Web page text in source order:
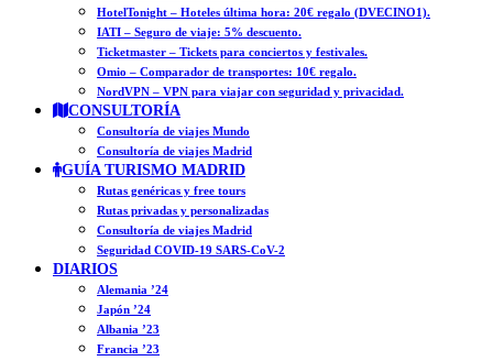
HotelTonight – Hoteles última hora: 20€ regalo (DVECINO1).
IATI – Seguro de viaje: 5% descuento.
Ticketmaster – Tickets para conciertos y festivales.
Omio – Comparador de transportes: 10€ regalo.
NordVPN – VPN para viajar con seguridad y privacidad.
CONSULTORÍA
Consultoría de viajes Mundo
Consultoría de viajes Madrid
GUÍA TURISMO MADRID
Rutas genéricas y free tours
Rutas privadas y personalizadas
Consultoría de viajes Madrid
Seguridad COVID-19 SARS-CoV-2
DIARIOS
Alemania ’24
Japón ’24
Albania ’23
Francia ’23